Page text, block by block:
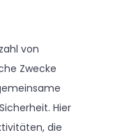
von
Zwecke
Hier
die